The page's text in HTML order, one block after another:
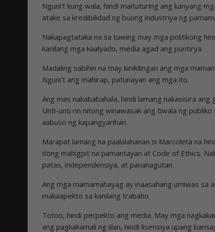
Nguni’t kung wala, hindi maituturing ang kanyang
atake sa kredibilidad ng buong industriya ng
Nakapagtataka na sa tuwing may mga politikong
kanilang mga kaalyado, media agad ang puntirya.
Madaling sabihin na may kinikilingan ang mga
Nguni’t ang mahirap, patunayan ang mga ito.
Ang mas nakababahala, hindi lamang nakasisira
Unti-unti rin nitong winawasak ang tiwala ng
aabuso ng kapangyarihan.
Marapat lamang na paalalahanan si Marcoleta na
itong mahigpit na pamantayan at Code of Ethics.
patas, independensiya, at pananagutan.
Ang mga mamamahayag ay inaasahang umiwas
makaapekto sa kanilang trabaho.
Totoo, hindi perpekto ang media. May mga
ang pagkakamali ng iilan, hindi lisensiya upang